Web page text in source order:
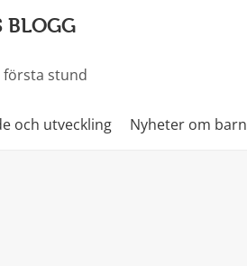
BLOGG
första stund
och utveckling Nyheter om barn